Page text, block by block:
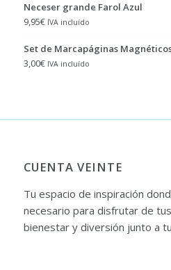
Neceser grande Farol Azul
9,95€ IVA incluído
Set de Marcapáginas
3,00€ IVA incluído
CUENTA VEINTE
Tu espacio de inspiración
necesario para disfrutar de
bienestar y diversión junto a